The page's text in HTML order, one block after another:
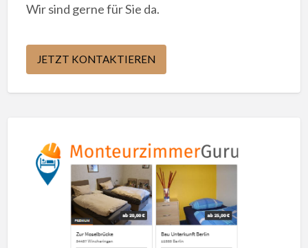
Wir sind gerne für Sie da.
JETZT KONTAKTIEREN